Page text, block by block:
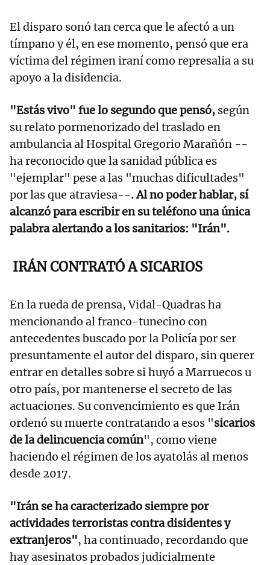
El disparo sonó tan cerca que le afectó a un
tímpano y él, en ese momento, pensó que era
víctima del régimen iraní como represalia a su
apoyo a la disidencia.
"Estás vivo" fue lo segundo que pensó, según
su relato pormenorizado del traslado en
ambulancia al Hospital Gregorio Marañón --
ha reconocido que la sanidad pública es
"ejemplar" pese a las "muchas dificultades"
por las que atraviesa--. Al no poder hablar, sí
alcanzó para escribir en su teléfono una única
palabra alertando a los sanitarios: "Irán".
IRÁN CONTRATÓ A SICARIOS
En la rueda de prensa, Vidal-Quadras ha
mencionando al franco-tunecino con
antecedentes buscado por la Policía por ser
presuntamente el autor del disparo, sin querer
entrar en detalles sobre si huyó a Marruecos u
otro país, por mantenerse el secreto de las
actuaciones. Su convencimiento es que Irán
ordenó su muerte contratando a esos "sicarios
de la delincuencia común", como viene
haciendo el régimen de los ayatolás al menos
desde 2017.
"Irán se ha caracterizado siempre por
actividades terroristas contra disidentes y
extranjeros", ha continuado, recordando que
hay asesinatos probados judicialmente